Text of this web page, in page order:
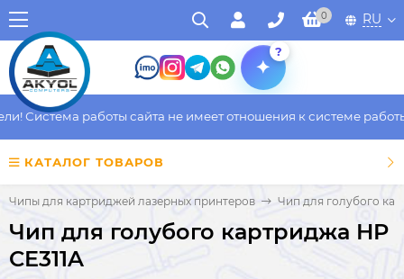
0 RU
?
Система работы сайта не имеет отношения к системе
КАТАЛОГ ТОВАРОВ
Чипы для картриджей лазерных принтеров Чип для голубого
Чип для голубого картриджа HP
CE311A